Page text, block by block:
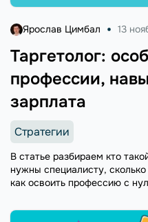
Таргетолог:
профессии,
зарплата
Ярослав Цимбал 13
Стратегии
В статье разбираем кто
нужны специалисту,
как освоить профессию с